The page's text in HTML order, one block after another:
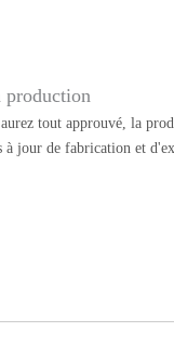
production
tout approuvé, la
à jour de fabrication et